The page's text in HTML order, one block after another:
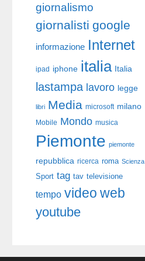
giornalismo
giornalisti google
informazione Internet
ipad iphone italia Italia
lastampa lavoro legge
libri Media microsoft milano
Mobile Mondo musica
Piemonte piemonte
repubblica ricerca roma Scienza
Sport tag tav televisione
tempo video web
youtube